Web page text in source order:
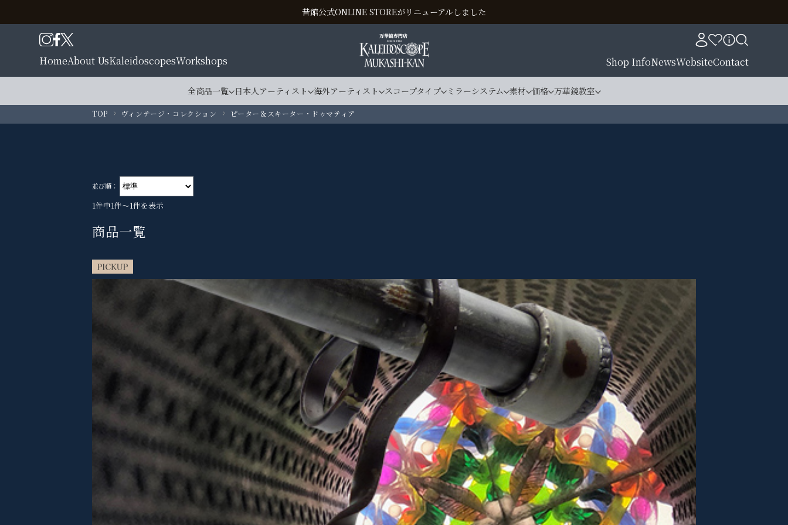
昔館公式ONLINE STOREがリニューアルしました
HomeAbout UsKaleidoscopesWorkshops Shop InfoNewsWebsiteContact
全商品一覧 日本人アーティスト 海外アーティスト スコープタイプ ミラーシステム 素材 価格 万華鏡教室
TOP ヴィンテージ・コレクション ピーター＆スキーター・ドゥマティア
並び順：
1件中1件～1件を表示
商品一覧